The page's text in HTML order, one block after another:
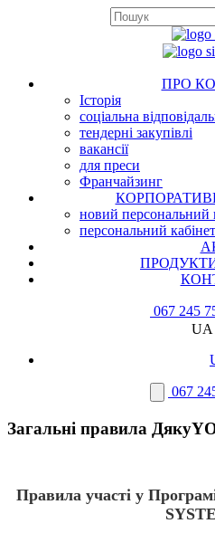
ПРО
Історія
соціальна
тендерні закупівлі
вакансії
для преси
Франчайзинг
новий персональний
персональний кабінет
067 245
UA
067
Загальні правила
Правила участі у